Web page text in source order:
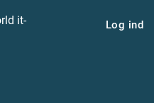
Log ind